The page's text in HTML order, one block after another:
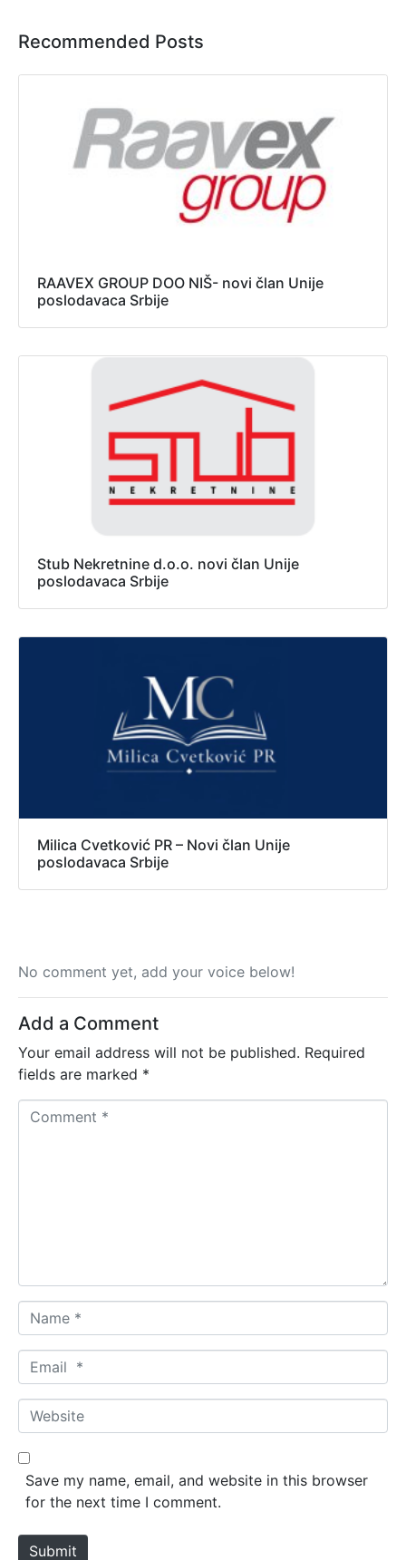
Recommended Posts
RAAVEX GROUP DOO NIŠ- novi član Unije
poslodavaca Srbije
Stub Nekretnine d.o.o. novi član Unije
poslodavaca Srbije
Milica Cvetković PR – Novi član Unije
poslodavaca Srbije
No comment yet, add your voice below!
Add a Comment
Your email address will not be published. Required
fields are marked *
a
m
*
m
a
*
W
e
b
e
Save my name, email, and website in this browser
for the next time I comment.
Submit